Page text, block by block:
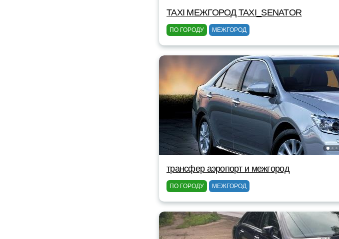
TAXI МЕЖГОРОД TAXI_SENATOR
ПО ГОРОДУ МЕЖГОРОД
трансфер аэропорт и межгород
ПО ГОРОДУ МЕЖГОРОД